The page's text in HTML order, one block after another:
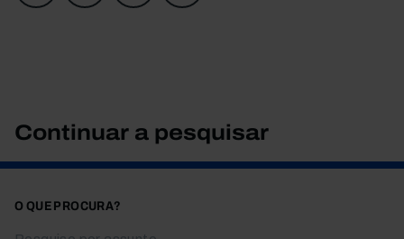
Continuar a pesquisar
O QUE PROCURA?